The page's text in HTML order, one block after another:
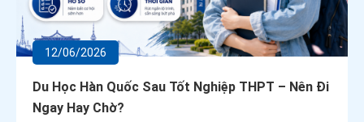
12/06/2026
Du Học Hàn Quốc Sau Tốt Nghiệp THPT – Nên Đi
Ngay Hay Chờ?